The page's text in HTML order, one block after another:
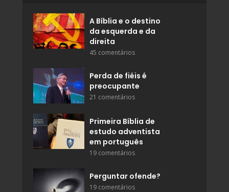
A Bíblia e o destino
da esquerda e da
direita
45 comentários
Perda de fiéis é
preocupante
21 comentários
Primeira Bíblia de
estudo adventista
em português
19 comentários
Perguntar ofende?
19 comentários